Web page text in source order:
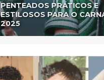
PENTEADOS PRÁTICOS E
ESTILOSOS PARA O
2025